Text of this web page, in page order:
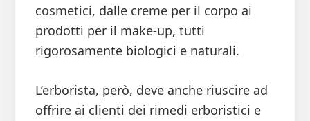
cosmetici, dalle creme per il corpo ai
prodotti per il make-up, tutti
rigorosamente biologici e naturali.
L’erborista, però, deve anche riuscire ad
offrire ai clienti dei rimedi erboristici e